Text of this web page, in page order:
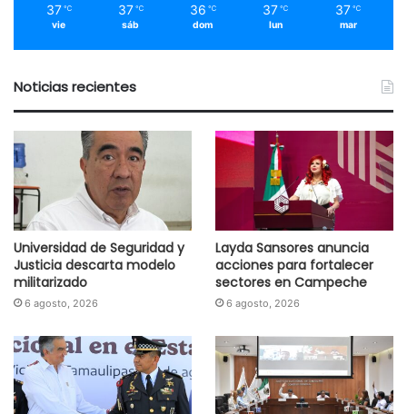
37 ℃
vie
37 ℃
sáb
36 ℃
dom
37 ℃
lun
37 ℃
mar
Noticias recientes
Universidad de Seguridad y
Justicia descarta modelo
militarizado
6 agosto, 2026
Layda Sansores anuncia
acciones para fortalecer
sectores en Campeche
6 agosto, 2026